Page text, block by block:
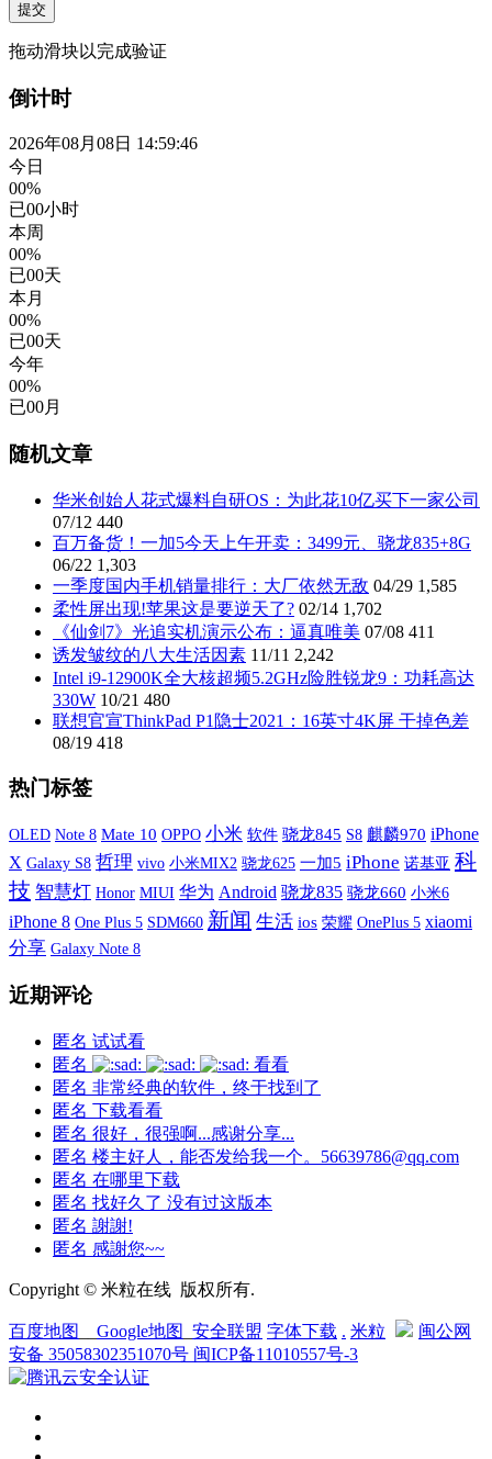
提交
拖动滑块以完成验证
倒计时
2026年08月08日 14:59:47
今日
00%
已00小时
本周
00%
已00天
本月
00%
已00天
今年
00%
已00月
随机文章
华米创始人花式爆料自研OS：为此花10亿买下一家公司
07/12 440
百万备货！一加5今天上午开卖：3499元、骁龙835+8G
06/22 1,303
一季度国内手机销量排行：大厂依然无敌 04/29 1,585
柔性屏出现!苹果这是要逆天了? 02/14 1,702
《仙剑7》光追实机演示公布：逼真唯美 07/08 411
诱发皱纹的八大生活因素 11/11 2,242
Intel i9-12900K全大核超频5.2GHz险胜锐龙9：功耗高达
330W 10/21 480
联想官宣ThinkPad P1隐士2021：16英寸4K屏 干掉色差
08/19 418
热门标签
OLED Note 8 Mate 10 OPPO 小米 软件 骁龙845 S8 麒麟970 iPhone
X Galaxy S8 哲理 vivo 小米MIX2 骁龙625 一加5 iPhone 诺基亚 科
技 智慧灯 Honor MIUI 华为 Android 骁龙835 骁龙660 小米6
iPhone 8 One Plus 5 SDM660 新闻 生活 ios 荣耀 OnePlus 5 xiaomi
分享 Galaxy Note 8
近期评论
匿名 试试看
匿名
看看
匿名 非常经典的软件，终于找到了
匿名 下载看看
匿名 很好，很强啊...感谢分享...
匿名 楼主好人，能否发给我一个。56639786@qq.com
匿名 在哪里下载
匿名 找好久了 没有过这版本
匿名 謝謝!
匿名 感謝您~~
Copyright © 米粒在线 版权所有.
百度地图 Google地图 安全联盟 字体下载 . 米粒
闽公网
安备 35058302351070号 闽ICP备11010557号-3